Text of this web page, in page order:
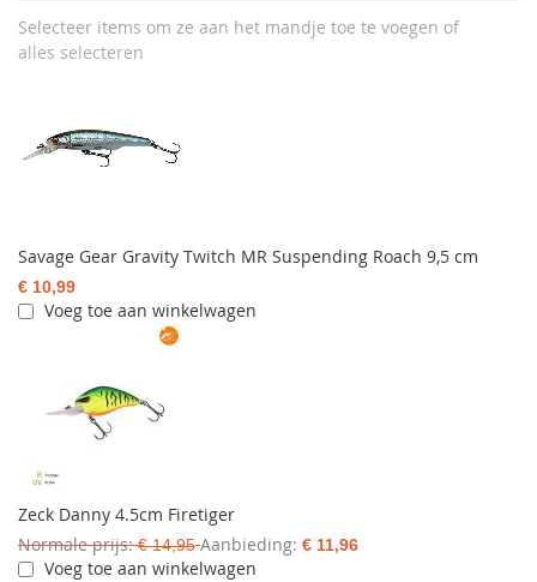
Selecteer items om ze aan het mandje toe te voegen of
alles selecteren
Savage Gear Gravity Twitch MR Suspending Roach 9,5 cm
€ 10,99
Voeg toe aan winkelwagen
Zeck Danny 4.5cm Firetiger
Normale prijs € 14,95 Aanbieding € 11,96
Voeg toe aan winkelwagen